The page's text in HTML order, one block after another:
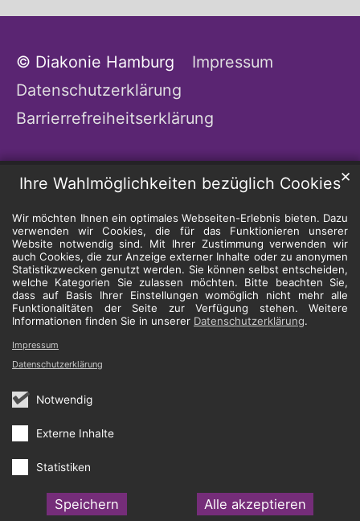
Ihre Wahlmöglichkeiten bezüglich Cookies
Wir möchten Ihnen ein optimales Webseiten-Erlebnis bieten. Dazu
verwenden wir Cookies, die für das Funktionieren unserer
Website notwendig sind. Mit Ihrer Zustimmung verwenden wir
auch Cookies, die zur Anzeige externer Inhalte oder zu anonymen
Statistikzwecken genutzt werden. Sie können selbst entscheiden,
welche Kategorien Sie zulassen möchten. Bitte beachten Sie,
dass auf Basis Ihrer Einstellungen womöglich nicht mehr alle
Funktionalitäten der Seite zur Verfügung stehen. Weitere
Informationen finden Sie in unserer Datenschutzerklärung.
Notwendig
Externe Inhalte
Statistiken
Speichern Alle akzeptieren
✕
Impressum
Datenschutzerklärung
© Diakonie Hamburg
Impressum
Datenschutzerklärung
Barrierrefreiheitserklärung